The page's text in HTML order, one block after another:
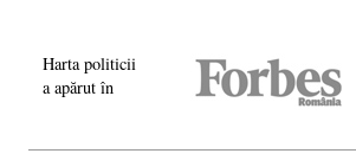
Harta politicii
a apărut în